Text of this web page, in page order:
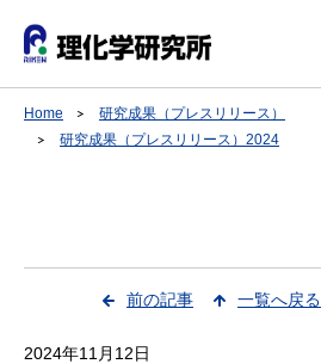
Home
研究成果（プレスリリース）
研究成果（プレスリリース）2024
前の記事 一覧へ戻る
2024年11月12日